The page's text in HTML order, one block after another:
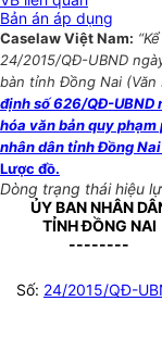
Bản án áp dụng
Caselaw Việt Nam:
24/2015/QĐ-UBND
bàn tỉnh Đồng Nai
định số 626/QĐ-UBND
hóa văn bản quy
nhân dân tỉnh Đồng
Lược đồ.
Dòng trạng thái hiệu
ỦY BAN NHÂN
TỈNH ĐỒNG NAI
--------
Số: 24/2015/QĐ-